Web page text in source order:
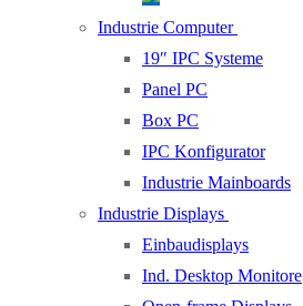
Industrie Computer
19″ IPC Systeme
Panel PC
Box PC
IPC Konfigurator
Industrie Mainboards
Industrie Displays
Einbaudisplays
Ind. Desktop Monitore